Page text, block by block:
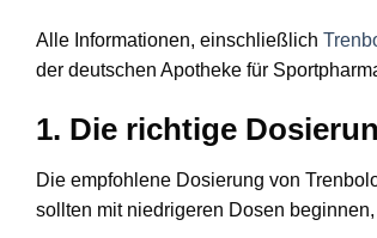
Alle Informationen, einschließlich
der deutschen Apotheke für
1. Die richtige
Die empfohlene Dosierung von
sollten mit niedrigeren Dosen